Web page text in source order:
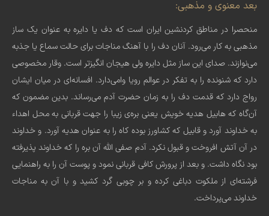
بعد معنوی و مذهبی:
منحصرا در مناطق کرد‌نشین ایران است که دف یا دایره به عنوان یک ساز
مذهبی به کار می‌رود. آنان دف را با آهنگ مناجات برای حالت سماع یا جذبه
می‌نوازند. صدای این ساز مثل دایره ولی هیجان انگیزتر است. وقار مخصوصی
دارد که شنونده را به تفکر در عوالم رویا وا‌می‌دارد. افسانه‌ای در میان ایشان
رواج دارد که قدمت دف را به زمان حضرت آدم می‌رساند. بدین مضمون که
آن‌گاه که هابیل هدیه خویش یعنی بره‌ی زیبا را جهت قربانی به محل اهداء
به خداوند آورد و قابیل که کشاورز بوده کاه را به عنوان هدیه آورد. و خداوند
در آن آتش افروخت و قبول نکرد. آدم صفی الله آن بره را که خداوند پذیرفته
بود نگاه داشت. و بعد از پرورش کافی قربانی نمود و پوست آن را به راهنمایی
فرشته‌ای از ملکوت دباغی کرده و بر چوبی گرد کشید و با آن به مناجات
خداوند می‌پرداخت.